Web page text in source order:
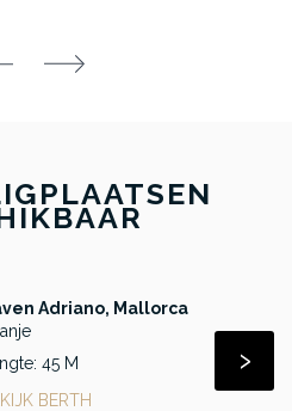
Adriano, Mallorca
45 M
BERTH
›